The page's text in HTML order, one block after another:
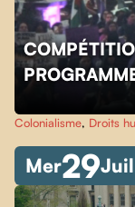
Colonialisme, Droits
Mer29Juil